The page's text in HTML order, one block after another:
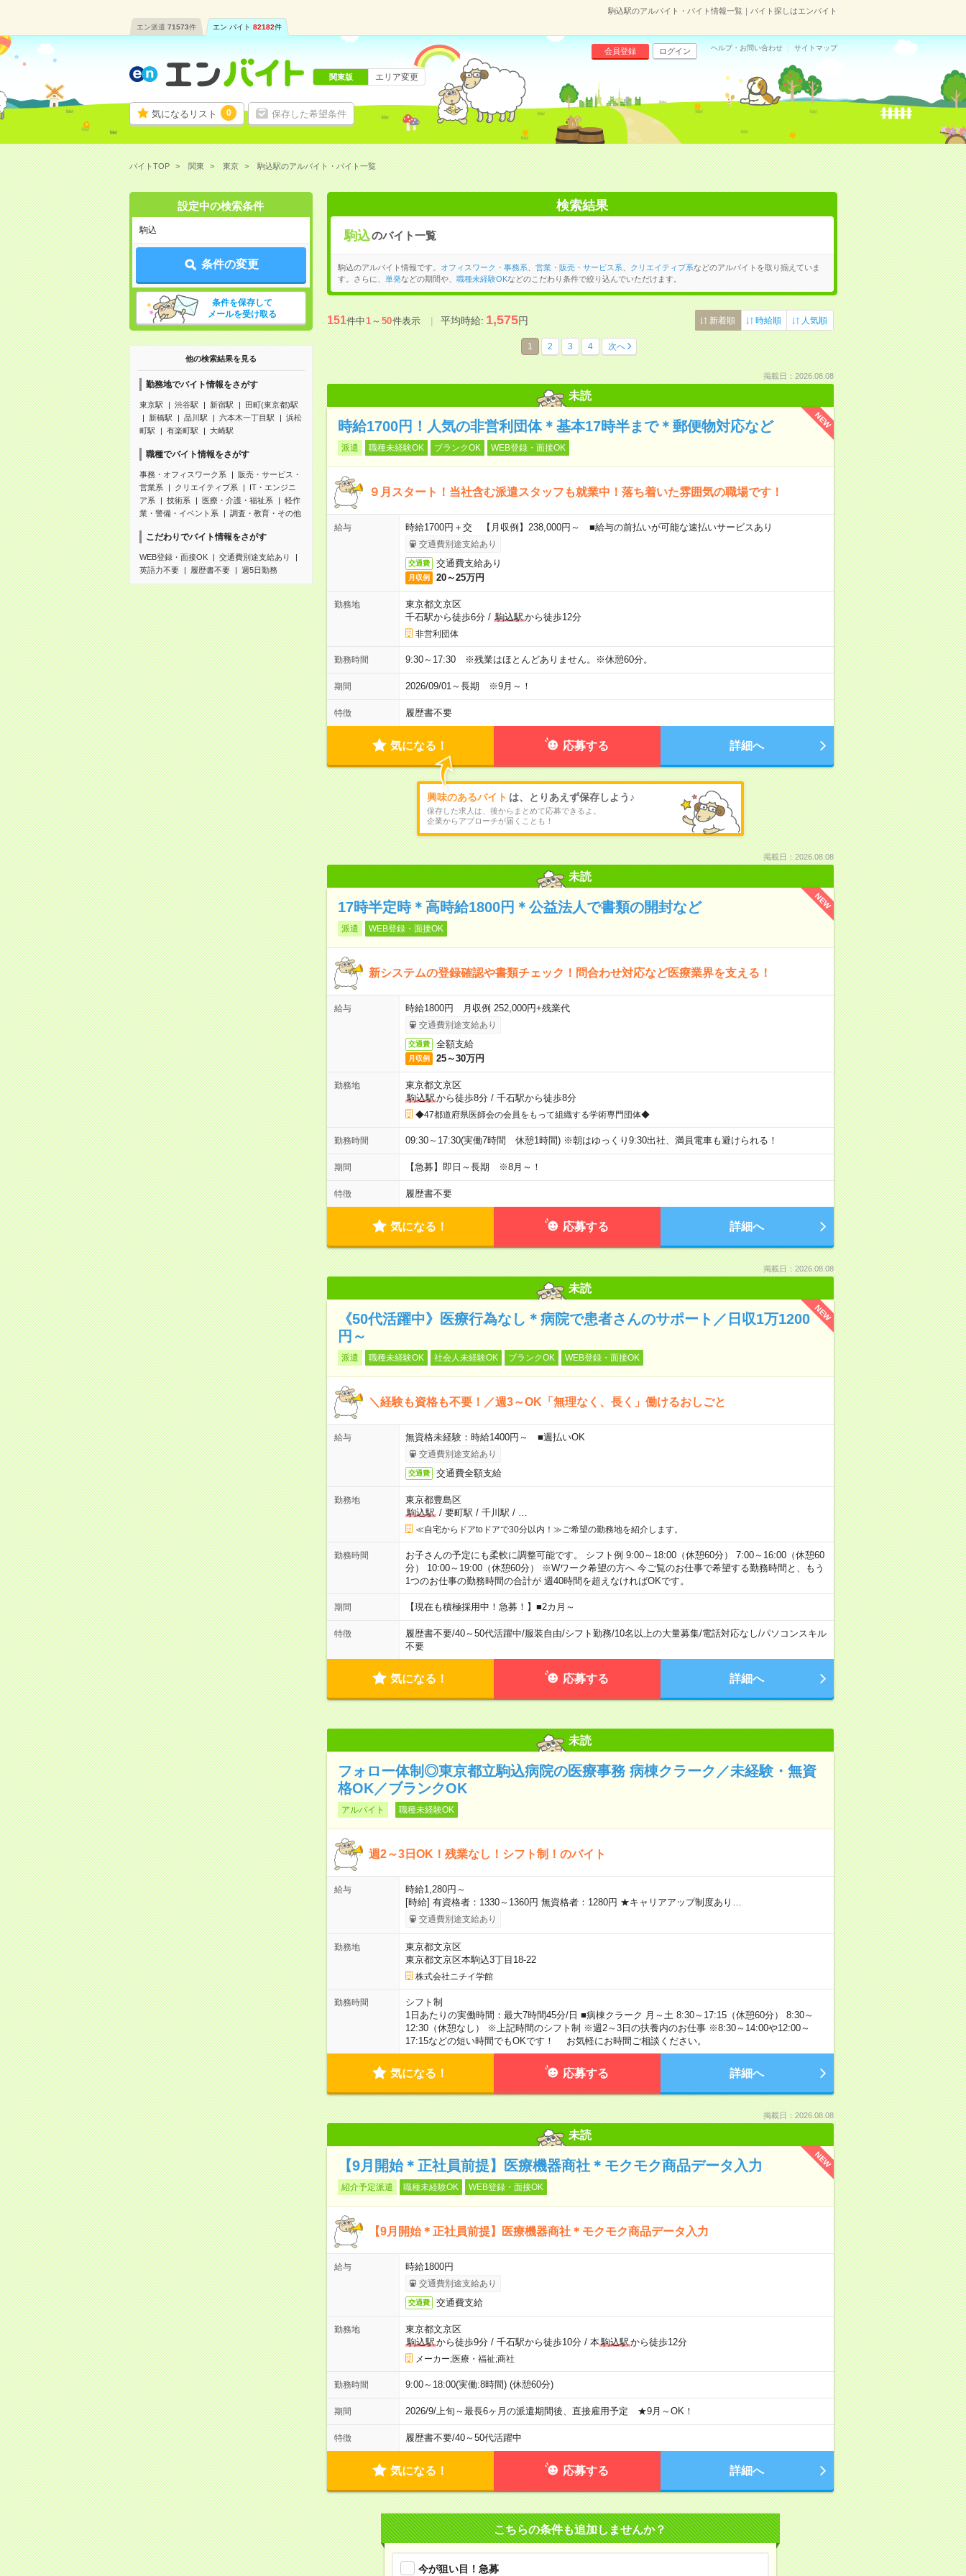
駒込駅のアルバイト・バイト情報一覧｜バイト探しはエンバイト
エン派遣 71573件 エン バイト 82182件
気になるリスト 0 保存した希望条件
会員登録 ログイン ヘルプ・お問い合わせ サイトマップ
関東版 エリア変更
バイトTOP 関東 東京 駒込駅のアルバイト・バイト一覧
設定中の検索条件
駒込
条件の変更
条件を保存して
メールを受け取る
他の検索結果を見る
勤務地でバイト情報をさがす
東京駅 渋谷駅 新宿駅
田町(東京都)駅
新橋駅
品川駅 六本木一丁目駅
浜松
町駅
有楽町駅 大崎駅
職種でバイト情報をさがす
事務・オフィスワーク系
販売・サービス・
営業系
クリエイティブ系
IT・エンジニ
ア系
技術系 医療・介護・福祉系
軽作
業・警備・イベント系
調査・教育・その他
こだわりでバイト情報をさがす
WEB登録・面接OK
交通費別途支給あり
英語力不要
履歴書不要 週5日勤務
検索結果
駒込のバイト一覧
駒込のアルバイト情報です。 オフィスワーク・事務系 営業・販売・サービス系 クリエイティブ系などのアルバイトを取り揃えていま
す。さらに、
単発などの期間や、 職種未経験OKなどのこだわり条件で絞り込んでいただけます。
151件中1～50件表示 平均時給:1,575円 新着順 時給順 人気順
1 2 3 4 次へ
掲載日：2026.08.08
未読
NEW
時給1700円！人気の非営利団体＊基本17時半まで＊郵便物対応など
派遣 職種未経験OK ブランクOK WEB登録・面接OK
９月スタート！当社含む派遣スタッフも就業中！落ち着いた雰囲気の職場です！
給与 時給1700円＋交 【月収例】238,000円～ ■給与の前払いが可能な速払いサービスあり
交通費別途支給あり
交通費 交通費支給あり
月収例 20～25万円
勤務地
東京都文京区
千石駅から徒歩6分/ 駒込駅から徒歩12分
非営利団体
勤務時間 9:30～17:30 ※残業はほとんどありません。※休憩60分。
期間 2026/09/01～長期 ※9月～！
特徴 履歴書不要
気になる！ 応募する 詳細へ
興味のあるバイト は、とりあえず保存しよう♪
保存した求人は、後からまとめて応募できるよ。
企業からアプローチが届くことも！
掲載日：2026.08.08
未読
NEW
17時半定時＊高時給1800円＊公益法人で書類の開封など
派遣 WEB登録・面接OK
新システムの登録確認や書類チェック！問合わせ対応など医療業界を支える！
給与 時給1800円 月収例 252,000円+残業代
交通費別途支給あり
交通費 全額支給
月収例 25～30万円
勤務地
東京都文京区
駒込駅から徒歩8分/ 千石駅から徒歩8分
◆47都道府県医師会の会員をもって組織する学術専門団体◆
勤務時間 09:30～17:30(実働7時間 休憩1時間) ※朝はゆっくり9:30出社、満員電車も避けられる！
期間 【急募】即日～長期 ※8月～！
特徴 履歴書不要
気になる！ 応募する 詳細へ
掲載日：2026.08.08
未読
NEW
《50代活躍中》医療行為なし＊病院で患者さんのサポート／日収1万1200
円～
派遣 職種未経験OK 社会人未経験OK ブランクOK WEB登録・面接OK
＼経験も資格も不要！／週3～OK「無理なく、長く」働けるおしごと
給与 無資格未経験：時給1400円～ ■週払いOK
交通費別途支給あり
交通費 交通費全額支給
勤務地
東京都豊島区
駒込駅/ 要町駅 / 千川駅 /
≪自宅からドアtoドアで30分以内！≫ご希望の勤務地を紹介します。
勤務時間
お子さんの予定にも柔軟に調整可能です。 シフト例 9:00～18:00（休憩60分） 7:00～16:00（休憩60
分） 10:00～19:00（休憩60分） ※Wワーク希望の方へ 今ご覧のお仕事で希望する勤務時間と、もう
1つのお仕事の勤務時間の合計が 週40時間を超えなければOKです。
期間 【現在も積極採用中！急募！】■2カ月～
特徴 履歴書不要/40～50代活躍中/服装自由/シフト勤務/10名以上の大量募集/電話対応なし/パソコンスキル
不要
気になる！ 応募する 詳細へ
未読
フォロー体制◎東京都立駒込病院の医療事務 病棟クラーク／未経験・無資
格OK／ブランクOK
アルバイト 職種未経験OK
週2～3日OK！残業なし！シフト制！のバイト
給与
時給1,280円～
[時給] 有資格者：1330～1360円 無資格者：1280円 ★キャリアアップ制度あり…
交通費別途支給あり
勤務地
東京都文京区
東京都文京区本駒込3丁目18-22
株式会社ニチイ学館
勤務時間
シフト制
1日あたりの実働時間：最大7時間45分/日 ■病棟クラーク 月～土 8:30～17:15（休憩60分） 8:30～
12:30（休憩なし） ※上記時間のシフト制 ※週2～3日の扶養内のお仕事 ※8:30～14:00や12:00～
17:15などの短い時間でもOKです！ お気軽にお時間ご相談ください。
気になる！ 応募する 詳細へ
掲載日：2026.08.08
未読
NEW
【9月開始＊正社員前提】医療機器商社＊モクモク商品データ入力
紹介予定派遣 職種未経験OK WEB登録・面接OK
【9月開始＊正社員前提】医療機器商社＊モクモク商品データ入力
給与 時給1800円
交通費別途支給あり
交通費 交通費支給
勤務地
東京都文京区
駒込駅から徒歩9分/ 千石駅から徒歩10分/ 本駒込駅から徒歩12分
メーカー;医療・福祉;商社
勤務時間 9:00～18:00(実働:8時間) (休憩60分)
期間 2026/9/上旬～最長6ヶ月の派遣期間後、直接雇用予定 ★9月～OK！
特徴 履歴書不要/40～50代活躍中
気になる！ 応募する 詳細へ
こちらの条件も追加しませんか？
今が狙い目！急募